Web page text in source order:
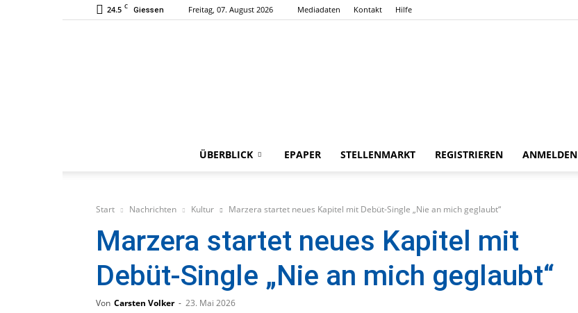
24.5 C Giessen Freitag, 07. August 2026 Mediadaten Kontakt Hilfe
Zeitung
ÜBERBLICK EPAPER STELLENMARKT REGISTRIEREN ANMELDEN
Start Nachrichten Kultur Marzera startet neues Kapitel mit Debüt-Single „Nie an mich geglaubt“
Marzera startet neues Kapitel mit
Debüt-Single „Nie an mich geglaubt“
Von Carsten Volker - 23. Mai 2026